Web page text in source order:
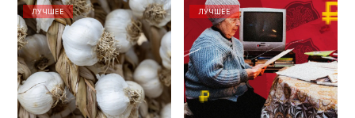
ЛУЧШЕЕ ЛУЧШЕЕ